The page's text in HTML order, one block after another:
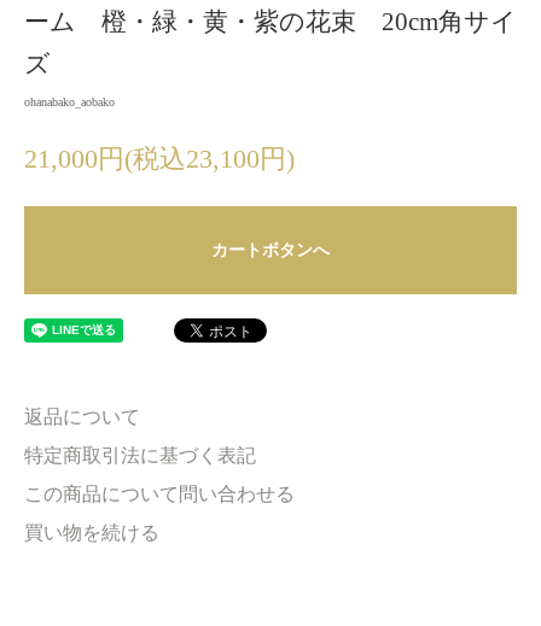
ーム 橙・緑・黄・紫の花束 20cm角サイ
ズ
ohanabako_aobako
21,000円(税込23,100円)
カートボタンへ
返品について
特定商取引法に基づく表記
この商品について問い合わせる
買い物を続ける